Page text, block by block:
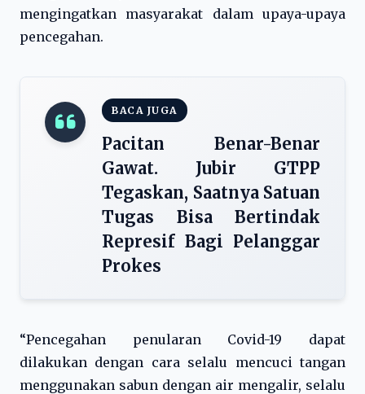
mengingatkan masyarakat dalam upaya-upaya
pencegahan.
BACA JUGA
Pacitan Benar-Benar
Gawat. Jubir GTPP
Tegaskan, Saatnya Satuan
Tugas Bisa Bertindak
Represif Bagi Pelanggar
Prokes
“Pencegahan penularan Covid-19 dapat
dilakukan dengan cara selalu mencuci tangan
menggunakan sabun dengan air mengalir, selalu